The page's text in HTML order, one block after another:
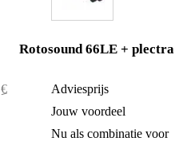
€ 36,75
Rotosound 66LE + plectra
Adviesprijs
Jouw voordeel
Nu als combinatie voor